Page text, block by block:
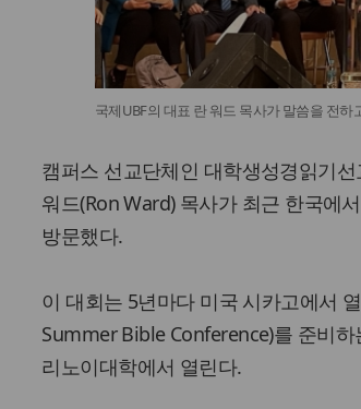
국제UBF의 대표 란 워드 목사가 말씀을 전
캠퍼스 선교단체인 대학생성경읽기
워드(Ron Ward) 목사가 최근 한국에
방문했다.
이 대회는 5년마다 미국 시카고에서
Summer Bible Conference)를 준비
리노이대학에서 열린다.